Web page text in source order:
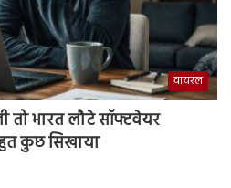
वायरल
तो भारत लौटे सॉफ्टवेयर
कुछ सिखाया